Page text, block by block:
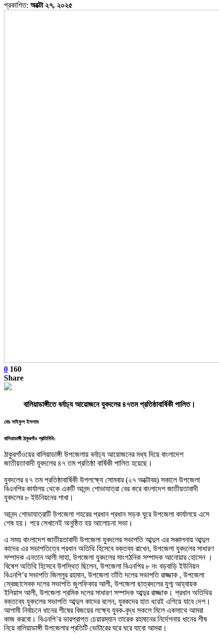
প্রকাশিত: অক্টো ২৭, ২০২৫
0 160
Share
বালিয়াডাঙ্গীতে বর্নাঢ্য আয়োজনে যুবদলের ৪৭তম প্রতিষ্ঠাবার্ষিকী পালিত।
মোঃ সাইফুল ইসলাম
বালিয়াডাঙ্গী ঠাকুরগাঁও প্রতিনিধি:
ঠাকুরগাঁওয়ের বালিয়াডাঙ্গী উপজেলায় বর্নাঢ্য আয়োজনের মধ্য দিয়ে বাংলাদেশ
জাতীয়তাবাদী যুবদলের ৪৭ তম প্রতিষ্ঠা বার্ষিকী পালিত হয়েছে।
যুবদলের ৪৭ তম প্রতিষ্ঠাবার্ষিকী উপলক্ষ্যে সোমবার (২৭ অক্টোবর) সকালে উপজেলা
বিএনপির কার্যালয় থেকে একটি আনন্দ শোভাযাত্রা বের করে বাংলাদেশ জাতীয়তাবাদী
যুবদলের ৮ ইউনিয়নের শাখা।
আনন্দ শোভাযাত্রাটি উপজেলা শহরের প্রধান প্রধান সড়ক ঘুরে উপজেলা কার্যালয়ে এসে
শেষ হয়। পরে সেখানেই অনুষ্ঠিত হয় আলোচনা সভা।
এ সময় বাংলাদেশ জাতীয়তাবাদী উপজেলা যুবদলের সভাপতি আব্দুল এর সঞ্চালনায় আব্দুল
কাদের এর সভাপতিত্বে প্রধান অতিথি হিসেবে বক্তব্য রাখেন, উপজেলা যুবদলের সাধারণ
সম্পাদক এনতান আলী সাহা, উপজেলা যুবদলের সাংগঠনিক সম্পাদক আনোয়ার হোসেন ।
বিষেশ অতিথি হিসেবে উপস্থিত ছিলেন, উপজেলা বিএনপির ৮ নং বড়বাড়ি ইউনিয়ন
বিএনপি’র সভাপতি জিল্লুর রহমান, উপজেলা তাঁতি দলের সভাপতি রাজ্জাক , উপজেলা
স্বেচ্ছাসেবক দলের সভাপতি জুলফিকার আলী, উপজেলা ছাত্রদলের যুগ্ম আহ্বায়ক
ইলিয়াস আলী, উপজেলা শ্রমিক দলের সাধারণ সম্পাদক আব্দুর রাজ্জাক। প্রধান অতিথির
বক্তব্যে যুবদলের সভাপতি আব্দুল কাদের বলেন, যুবকদের হাত ধরেই এগিয়ে যাবে দেশ।
আগামী নির্বাচনে ধানের শীষের বিজয়ের লক্ষ্যে যুবক-বৃদ্ধ সকলে মিলে একসাথে আমরা
কাজ করবো। বিএনপি’র ভারপ্রাপ্ত চেয়ারম্যান তারেক রহমানের নির্দেশনায় ধানের শীষ
নিয়ে বালিয়াডাঙ্গী উপজেলার প্রতিটি ভোটারের ঘরে ঘরে যাবো আমরা।